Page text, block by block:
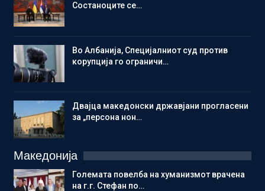
Состаноците се…
Во Албанија, Специјалниот суд против
корупција го ограничи…
Двајца македонски државјани прогласени
за „персона нон…
Македонија
Големата повелба на хуманизмот врачена
на г.г. Стефан по…